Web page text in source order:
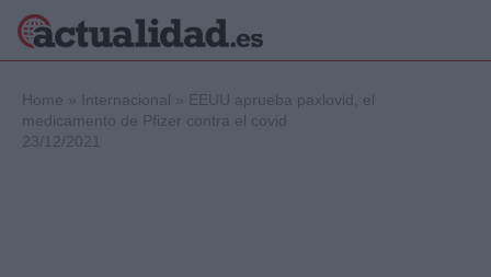
Home » Internacional » EEUU aprueba paxlovid, el
medicamento de Pfizer contra el covid
23/12/2021